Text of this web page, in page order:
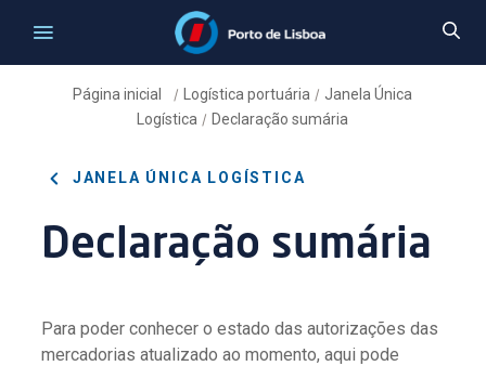
Página inicial / Logística portuária / Janela Única
Logística / Declaração sumária
JANELA ÚNICA LOGÍSTICA
Declaração sumária
Para poder conhecer o estado das autorizações das
mercadorias atualizado ao momento, aqui pode